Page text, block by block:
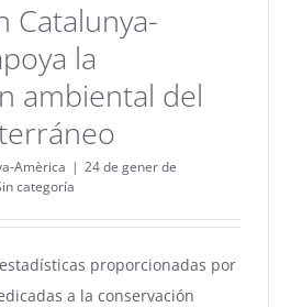
Catalunya-
la
ambiental del
Amèrica | 24 de gener de
categoría
proporcionadas por
a la conservación